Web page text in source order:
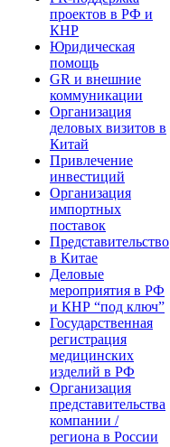
проектов в РФ и
КНР
Юридическая
помощь
GR и внешние
коммуникации
Организация
деловых визитов в
Китай
Привлечение
инвестиций
Организация
импортных
поставок
Представительство
в Китае
Деловые
мероприятия в РФ
и КНР “под ключ”
Государственная
регистрация
медицинских
изделий в РФ
Организация
представительства
компании /
региона в России